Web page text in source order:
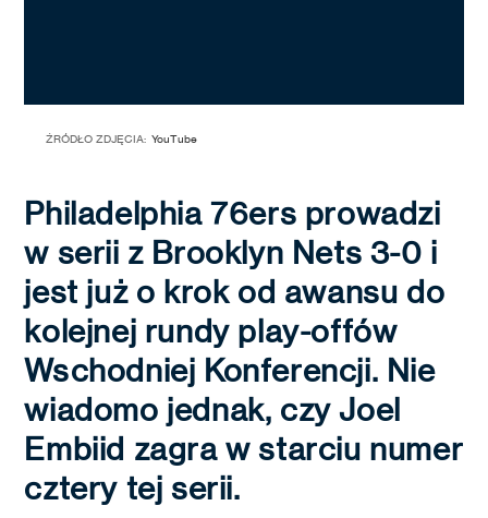
ŹRÓDŁO ZDJĘCIA: YouTube
Philadelphia 76ers prowadzi
w serii z Brooklyn Nets 3-0 i
jest już o krok od awansu do
kolejnej rundy play-offów
Wschodniej Konferencji. Nie
wiadomo jednak, czy Joel
Embiid zagra w starciu numer
cztery tej serii.